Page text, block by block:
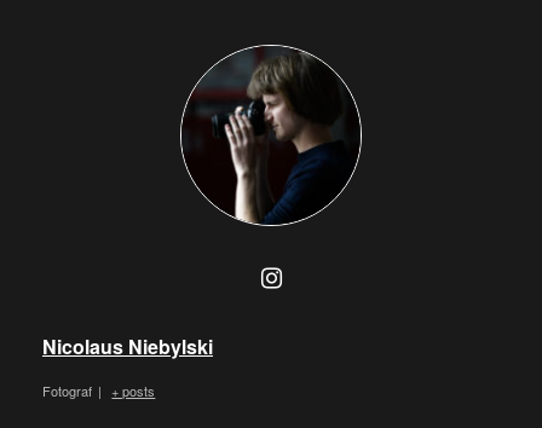
Nicolaus Niebylski
Fotograf | + posts